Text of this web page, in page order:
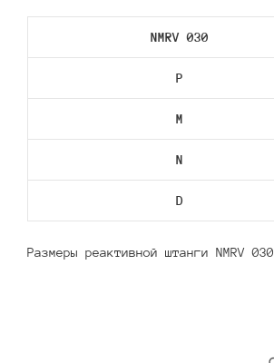
NMRV 030
P
M
N
D
Размеры реактивной штанги NMRV 030